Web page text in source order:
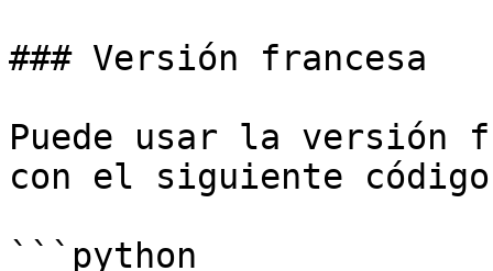
### Versión francesa
Puede usar la versión
con el siguiente
```python